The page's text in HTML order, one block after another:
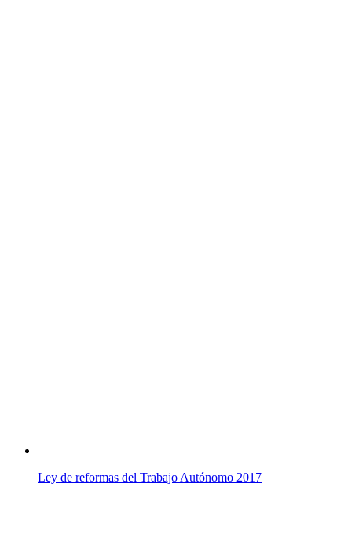
Ley de reformas del Trabajo Autónomo 2017